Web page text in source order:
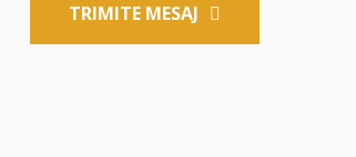
TRIMITE MESAJ